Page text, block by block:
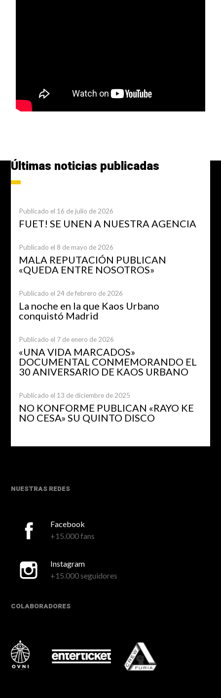
Últimas noticias publicadas
Publicado el 16 de julio de 2026
FUET! SE UNEN A NUESTRA AGENCIA
Publicado el 8 de mayo de 2026
MALA REPUTACIÓN PUBLICAN
«QUEDA ENTRE NOSOTROS»
Publicado el 24 de febrero de 2026
La noche en la que Kaos Urbano
conquistó Madrid
Publicado el 7 de enero de 2026
«UNA VIDA MARCADOS»
DOCUMENTAL CONMEMORANDO EL
30 ANIVERSARIO DE KAOS URBANO
Publicado el 13 de diciembre de 2025
NO KONFORME PUBLICAN «RAYO KE
NO CESA» SU QUINTO DISCO
NUESTRAS REDES
Facebook
+15.000 fans
Instagram
+15.000 seguidores
COLABORADORES